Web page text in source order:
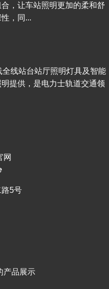
，让车站照明更加的柔和舒
，同...
线站台站厅照明灯具及智能
提供，是电力士轨道交通领
网
5号
产品展示